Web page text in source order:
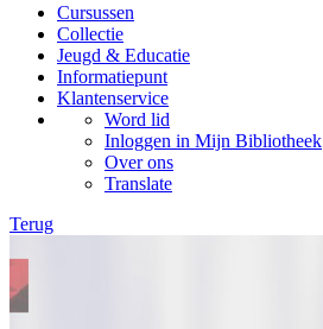
Cursussen
Collectie
Jeugd & Educatie
Informatiepunt
Klantenservice
Word lid
Inloggen in Mijn Bibliotheek
Over ons
Translate
Terug